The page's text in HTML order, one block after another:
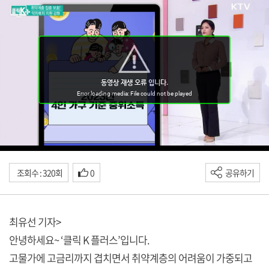
조회수 : 320회 0 공유하기
최유선 기자>
안녕하세요~ ‘클릭 K 플러스’입니다.
고물가에 고금리까지 겹치면서 취약계층의 어려움이 가중되고